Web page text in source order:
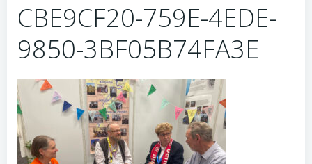
CBE9CF20-759E-4EDE-
9850-3BF05B74FA3E